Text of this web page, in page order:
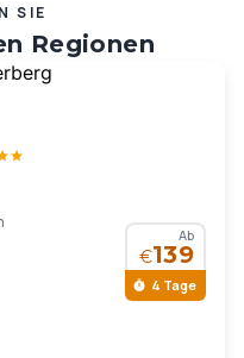
SIE
Regionen
Europas …
Ab
€139
4 Tage